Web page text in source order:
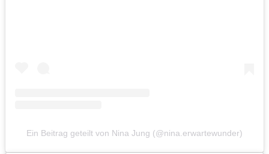
Ein Beitrag geteilt von Nina Jung (@nina.erwartewunder)